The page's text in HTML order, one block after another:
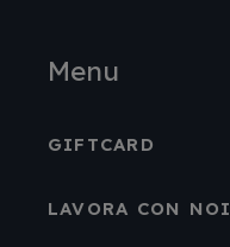
Menu
GIFTCARD
LAVORA CON NOI